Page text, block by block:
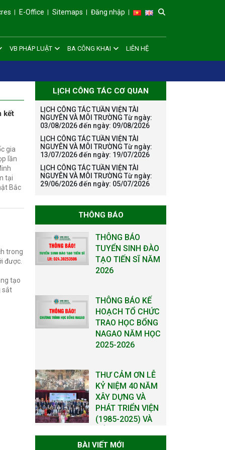
E-Office Sitemaps Đăng nhập
VB PHÁP LUẬT BA CÔNG KHAI LIÊN HỆ
kết
gia
lần
tại
Bắc
trong
được.
tạo
sắt
LỊCH CÔNG TÁC CƠ QUAN
LỊCH CÔNG TÁC TUẦN VIỆN TÀI
NGUYÊN VÀ MÔI TRƯỜNG Từ ngày:
03/08/2026 đến ngày: 09/08/2026
LỊCH CÔNG TÁC TUẦN VIỆN TÀI
NGUYÊN VÀ MÔI TRƯỜNG Từ ngày:
13/07/2026 đến ngày: 19/07/2026
LỊCH CÔNG TÁC TUẦN VIỆN TÀI
NGUYÊN VÀ MÔI TRƯỜNG Từ ngày:
29/06/2026 đến ngày: 05/07/2026
THÔNG BÁO
THÔNG BÁO KẾ
HOẠCH TỔ CHỨC
TRAO HỌC BỔNG
NAGAO NĂM HỌC
THƯ CẢM ƠN LỄ
KỶ NIỆM 40 NĂM
XÂY DỰNG VÀ
PHÁT TRIỂN VIỆN
CHƯƠNG LAO
ĐỘNG HẠNG BA
Tạm dừng công
viên chức, người
BÀI VIẾT MỚI